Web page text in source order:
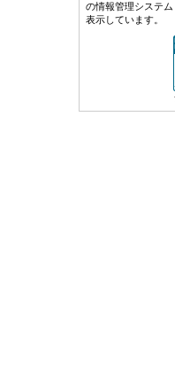
の情報管理システ
表示しています。